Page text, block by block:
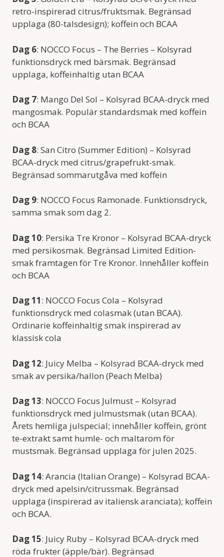
retro-inspirerad citrus/fruktsmak. Begränsad
upplaga (80-talsdesign); koffein och BCAA
Dag 6: NOCCO Focus – The Berries – Kolsyrad
funktionsdryck med bärsmak. Begränsad
upplaga, koffeinhaltig utan BCAA
Dag 7: Mango Del Sol – Kolsyrad BCAA-dryck med
mangosmak. Populär standardsmak med koffein
och BCAA
Dag 8: San Citro (Summer Edition) – Kolsyrad
BCAA-dryck med citrus/grapefrukt-smak.
Begränsad sommarutgåva med koffein
Dag 9: NOCCO Focus Ramonade. Funktionsdryck,
samma smak som dag 2.
Dag 10: Persika Tre Kronor – Kolsyrad BCAA-dryck
med persikosmak. Begränsad Limited Edition-
smak framtagen för Tre Kronor. Innehåller koffein
och BCAA
Dag 11: NOCCO Focus Cola – Kolsyrad
funktionsdryck med colasmak (utan BCAA).
Ordinarie koffeinhaltig smak inspirerad av
klassisk cola
Dag 12: Juicy Melba – Kolsyrad BCAA-dryck med
smak av persika/hallon (Peach Melba)
Dag 13: NOCCO Focus Julmust – Kolsyrad
funktionsdryck med julmustsmak (utan BCAA).
Årets hemliga julspecial; innehåller koffein, grönt
te-extrakt samt humle- och maltarom för
mustsmak. Begränsad upplaga för julen 2025.
Dag 14: Arancia (Italian Orange) – Kolsyrad BCAA-
dryck med apelsin/citrussmak. Begränsad
upplaga (inspirerad av italiensk aranciata); koffein
och BCAA.
Dag 15: Juicy Ruby – Kolsyrad BCAA-dryck med
röda frukter (äpple/bär). Begränsad